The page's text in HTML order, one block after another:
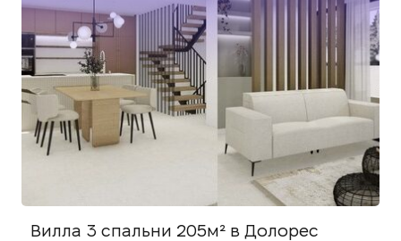
Вилла 3 спальни 205м² в Долорес